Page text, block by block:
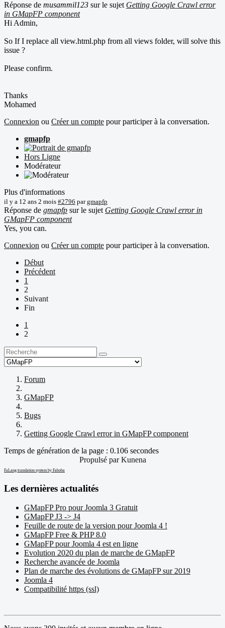
Réponse de musammil123 sur le sujet Getting Google Crawl error
in GMapFP component
Hi Admin,
So If I replace all view.html.php from all views folder, will solve this
issue ?
Please confirm.
Thanks
Mohamed
Connexion ou Créer un compte pour participer à la conversation.
gmapfp
Hors Ligne
Modérateur
Plus d'informations
il y a 12 ans 2 mois #2796 pargmapfp
Réponse de gmapfp sur le sujet Getting Google Crawl error in
GMapFP component
Yes, you can.
Connexion ou Créer un compte pour participer à la conversation.
Début
Précédent
1
2
Suivant
Fin
1
2
Forum
GMapFP
Bugs
Getting Google Crawl error in GMapFP component
Temps de génération de la page : 0.106 secondes
Propulsé parKunena
FaLang translation system by Faboba
Les dernières actualités
GMapFP Pro pour Joomla 3 Gratuit
GMapFP J3 -> J4
Feuille de route de la version pour Joomla 4 !
GMapFP Free & PHP 8.0
GMapFP pour Joomla 4 est en ligne
Evolution 2020 du plan de marche de GMapFP
Recherche avancée de Joomla
Plan de marche des évolutions de GMapFP sur 2019
Joomla 4
Compatibilité https (ssl)